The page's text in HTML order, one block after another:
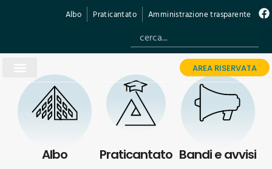
Albo Praticantato Amministrazione trasparente
AREA RISERVATA
Albo Praticantato Bandi e avvisi